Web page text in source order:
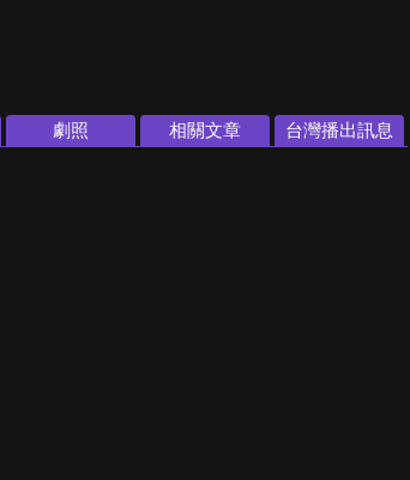
劇照 相關文章 台灣播出訊息